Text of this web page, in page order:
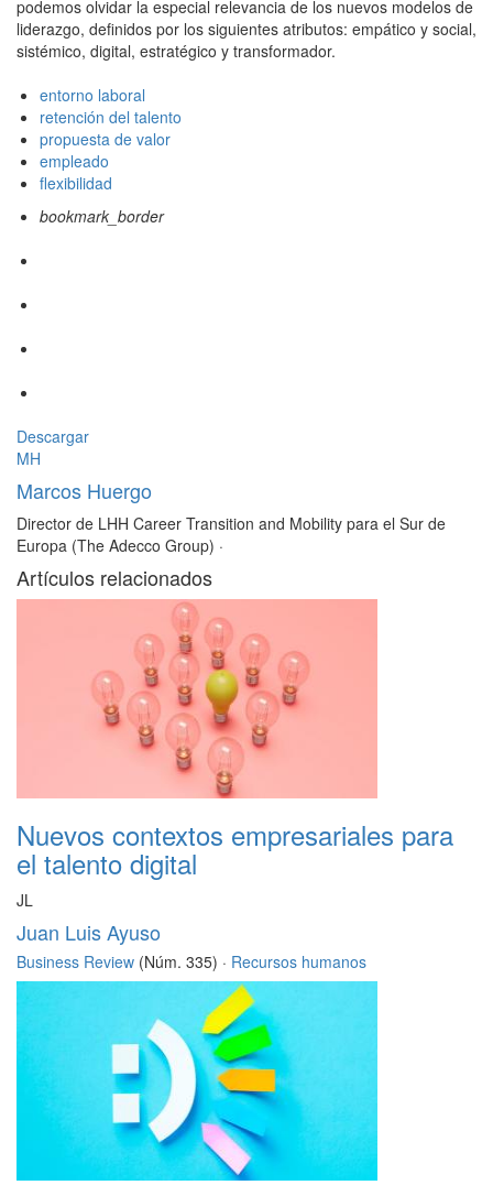
podemos olvidar la especial relevancia de los nuevos modelos de
liderazgo, definidos por los siguientes atributos: empático y social,
sistémico, digital, estratégico y transformador.
entorno laboral
retención del talento
propuesta de valor
empleado
flexibilidad
bookmark_border
Descargar
MH
Marcos Huergo
Director de LHH Career Transition and Mobility para el Sur de
Europa (The Adecco Group) ·
Artículos relacionados
Nuevos contextos empresariales para
el talento digital
JL
Juan Luis Ayuso
Business Review (Núm. 335) · Recursos humanos